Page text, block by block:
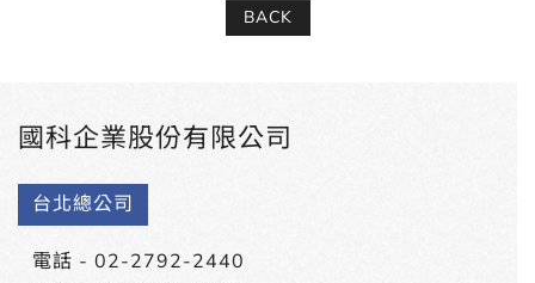
BACK
國科企業股份有限公司
台北總公司
電話 - 02-2792-2440